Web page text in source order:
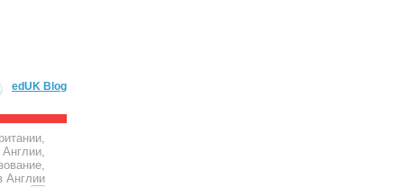
edUK Blog
Англии,
Англии